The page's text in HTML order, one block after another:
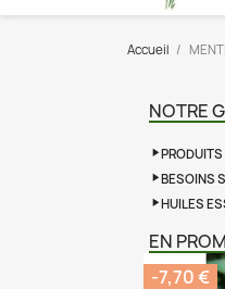
Accueil
NOTRE
PRODUITS
BESOINS
HUILES
EN
-7,70 €